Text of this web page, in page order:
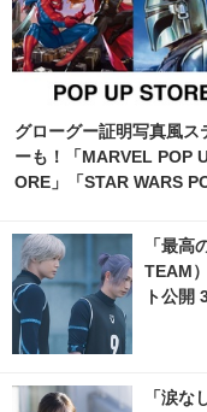
グローグー証明写真風ス
ーも！「MARVEL POP
ORE」「STAR WARS
伊勢丹で開催 1枚目の写
像 | cinemacafe.net
「最高
TEAM
ト公開
「涙な